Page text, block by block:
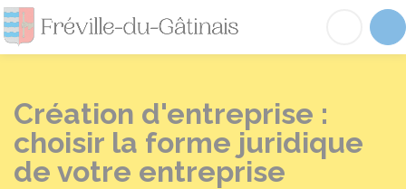
Fréville-du-
Création d'entreprise :
choisir la forme juridique
de votre entreprise